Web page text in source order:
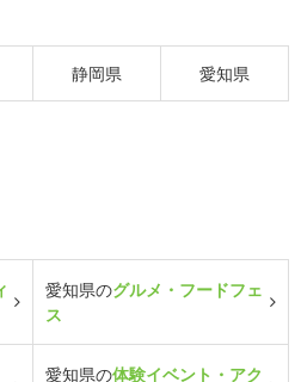
静岡県 愛知県
愛知県のグルメ・フードフェ
ス
愛知県の体験イベント・アク